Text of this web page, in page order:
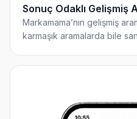
Sonuç Odaklı Gelişmiş
Markamama’nın gelişmiş
karmaşık aramalarda bile